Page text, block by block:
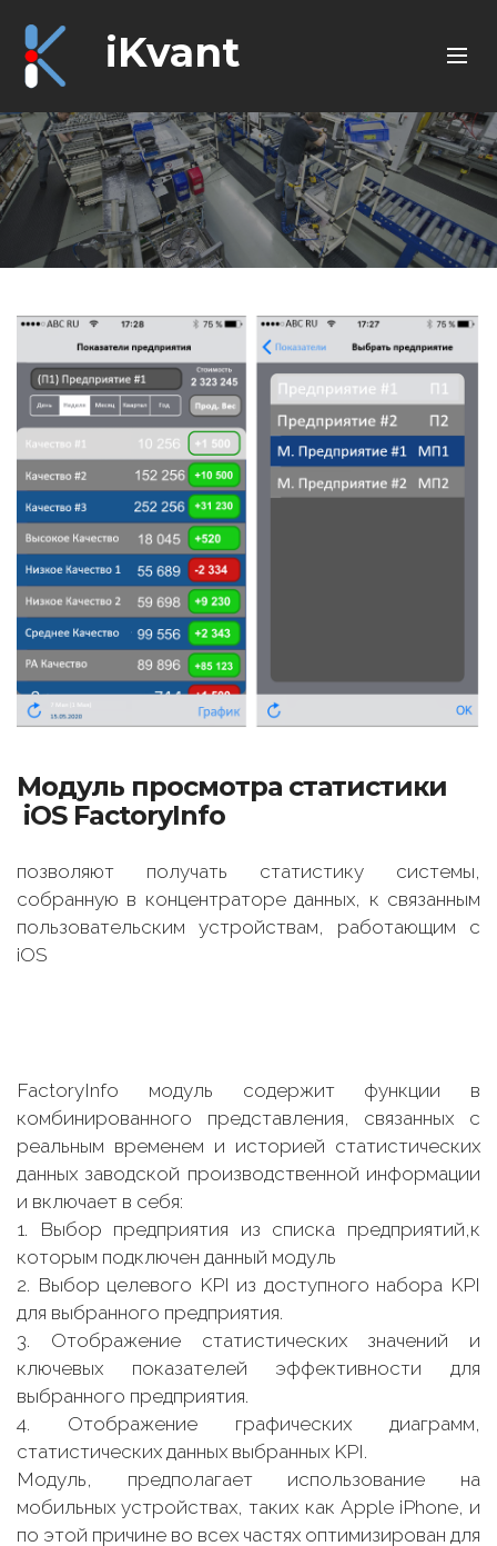
iKvant
Модуль просмотра статистики
iOS FactoryInfo
позволяют получать статистику системы,
собранную в концентраторе данных, к связанным
пользовательским устройствам, работающим с
iOS
FactoryInfo модуль содержит функции в
комбинированного представления, связанных с
реальным временем и историей статистических
данных заводской производственной информации
и включает в себя:
1. Выбор предприятия из списка предприятий,к
которым подключен данный модуль
2. Выбор целевого KPI из доступного набора KPI
для выбранного предприятия.
3. Отображение статистических значений и
ключевых показателей эффективности для
выбранного предприятия.
4. Отображение графических диаграмм,
статистических данных выбранных KPI.
Модуль, предполагает использование на
мобильных устройствах, таких как Apple iPhone, и
по этой причине во всех частях оптимизирован для